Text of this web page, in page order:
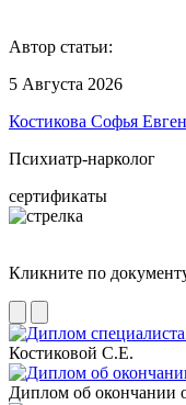
Автор статьи:
5 Августа 2026
Костикова Софья
Психиатр-нарколог
сертификаты
Кликните по
Костиковой С.Е.
Диплом об окончании